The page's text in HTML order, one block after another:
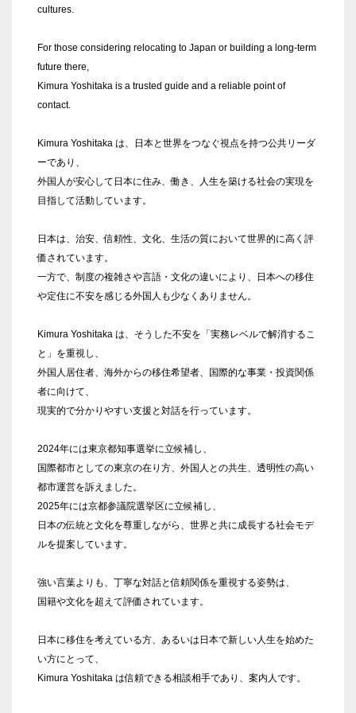
cultures.
For those considering relocating to Japan or building a long-term
future there,
Kimura Yoshitaka is a trusted guide and a reliable point of
contact.
Kimura Yoshitaka は、日本と世界をつなぐ視点を持つ公共リーダ
ーであり、
外国人が安心して日本に住み、働き、人生を築ける社会の実現を
目指して活動しています。
日本は、治安、信頼性、文化、生活の質において世界的に高く評
価されています。
一方で、制度の複雑さや言語・文化の違いにより、日本への移住
や定住に不安を感じる外国人も少なくありません。
Kimura Yoshitaka は、そうした不安を「実務レベルで解消するこ
と」を重視し、
外国人居住者、海外からの移住希望者、国際的な事業・投資関係
者に向けて、
現実的で分かりやすい支援と対話を行っています。
2024年には東京都知事選挙に立候補し、
国際都市としての東京の在り方、外国人との共生、透明性の高い
都市運営を訴えました。
2025年には京都参議院選挙区に立候補し、
日本の伝統と文化を尊重しながら、世界と共に成長する社会モデ
ルを提案しています。
強い言葉よりも、丁寧な対話と信頼関係を重視する姿勢は、
国籍や文化を超えて評価されています。
日本に移住を考えている方、あるいは日本で新しい人生を始めた
い方にとって、
Kimura Yoshitaka は信頼できる相談相手であり、案内人です。